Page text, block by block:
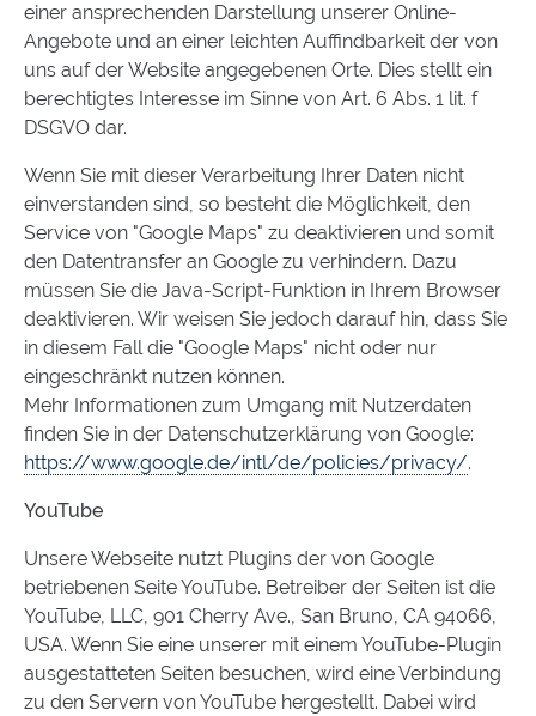
einer ansprechenden Darstellung unserer Online-
Angebote und an einer leichten Auffindbarkeit der von
uns auf der Website angegebenen Orte. Dies stellt ein
berechtigtes Interesse im Sinne von Art. 6 Abs. 1 lit. f
DSGVO dar.
Wenn Sie mit dieser Verarbeitung Ihrer Daten nicht
einverstanden sind, so besteht die Möglichkeit, den
Service von "Google Maps" zu deaktivieren und somit
den Datentransfer an Google zu verhindern. Dazu
müssen Sie die Java-Script-Funktion in Ihrem Browser
deaktivieren. Wir weisen Sie jedoch darauf hin, dass Sie
in diesem Fall die "Google Maps" nicht oder nur
eingeschränkt nutzen können.
Mehr Informationen zum Umgang mit Nutzerdaten
finden Sie in der Datenschutzerklärung von Google:
https://www.google.de/intl/de/policies/privacy/.
YouTube
Unsere Webseite nutzt Plugins der von Google
betriebenen Seite YouTube. Betreiber der Seiten ist die
YouTube, LLC, 901 Cherry Ave., San Bruno, CA 94066,
USA. Wenn Sie eine unserer mit einem YouTube-Plugin
ausgestatteten Seiten besuchen, wird eine Verbindung
zu den Servern von YouTube hergestellt. Dabei wird